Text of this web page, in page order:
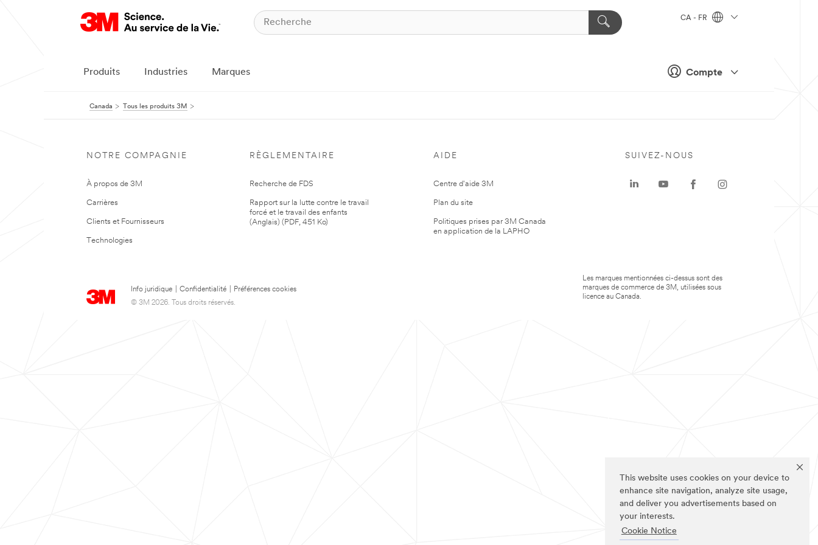
This website uses cookies on your device to
enhance site navigation, analyze site usage,
and deliver you advertisements based on
your interests.
Cookie Notice
Compte
CA - FR
Produits Industries Marques
Canada Tous les produits 3M
NOTRE COMPAGNIE
À propos de 3M
Carrières
Clients et Fournisseurs
Technologies
RÈGLEMENTAIRE
Recherche de FDS
Rapport sur la lutte contre le travail
forcé et le travail des enfants
(Anglais) (PDF, 451 Ko)
AIDE
Centre d'aide 3M
Plan du site
Politiques prises par 3M Canada
en application de la LAPHO
Info juridique Confidentialité
Préférences cookies
© 3M 2026. Tous droits réservés.
SUIVEZ-NOUS
Les marques mentionnées ci-dessus sont des
marques de commerce de 3M, utilisées sous
licence au Canada.